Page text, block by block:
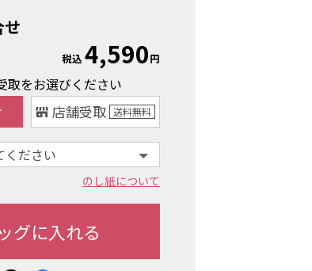
税込4,590円
取をお選びください
店舗受取 送料無料
のし紙について